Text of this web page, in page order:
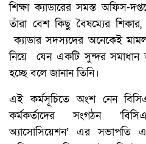
শিক্ষা ক্যাডারের সমস্ত অফিস-
তাঁরা বেশ কিছু বৈষম্যের
ক্যাডার সদস্যদের অনেকেই
নিয়ে যেন একটি সুন্দর
হচ্ছে বলে জানান তিনি।
এই কর্মসূচিতে অংশ নেন
কর্মকর্তাদের সংগঠন
অ্যাসোসিয়েশন’ এর সভাপতি